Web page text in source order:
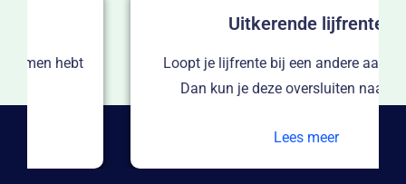
Uitkerende lijfrente
Loopt je lijfrente bij een andere aanbieder af?
Dan kun je deze oversluiten naar OAKK.